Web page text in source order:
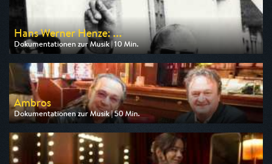
Hans Werner Henze: ...
Dokumentationen zur Musik | 10 Min.
Ausgestrahlt von arte
am 09.08.2026, 00:50
Ambros
Dokumentationen zur Musik | 50 Min.
Ausgestrahlt von 3sat
am 08.08.2026, 21:00